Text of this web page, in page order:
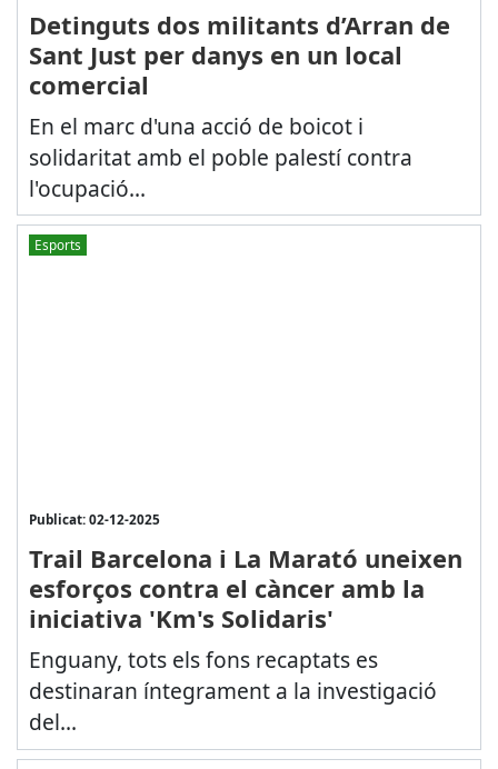
Detinguts dos militants d’Arran de
Sant Just per danys en un local
comercial
En el marc d'una acció de boicot i
solidaritat amb el poble palestí contra
l'ocupació...
Esports
Publicat: 02-12-2025
Trail Barcelona i La Marató uneixen
esforços contra el càncer amb la
iniciativa 'Km's Solidaris'
Enguany, tots els fons recaptats es
destinaran íntegrament a la investigació
del...